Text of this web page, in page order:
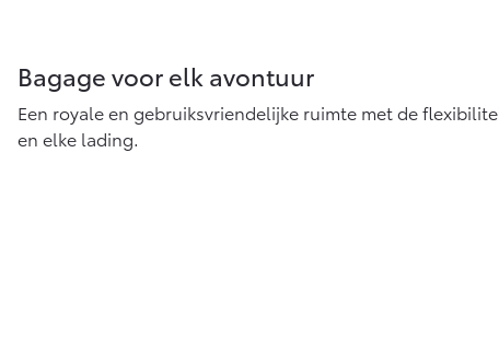
Bagage voor elk avontuur
Een royale en gebruiksvriendelijke ruimte met de
en elke lading.